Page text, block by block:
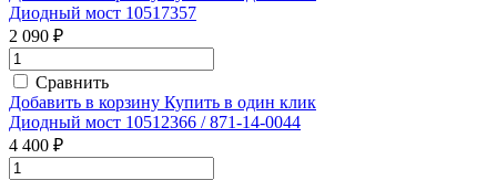
Диодный мост 10517357
2 090 ₽
Сравнить
Добавить в корзину Купить в один клик
Диодный мост 10512366 / 871-14-0044
4 400 ₽